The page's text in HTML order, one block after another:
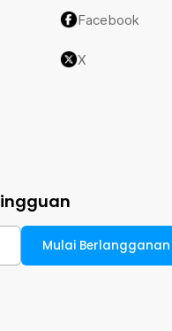
Facebook
X
Mulai Berlangganan